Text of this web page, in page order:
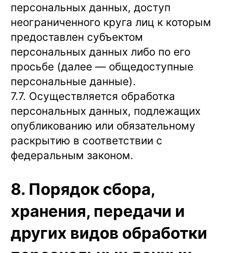
персональных данных, доступ
неограниченного круга лиц к которым
предоставлен субъектом
персональных данных либо по его
просьбе (далее — общедоступные
персональные данные).
7.7. Осуществляется обработка
персональных данных, подлежащих
опубликованию или обязательному
раскрытию в соответствии с
федеральным законом.
8. Порядок сбора,
хранения, передачи и
других видов обработки